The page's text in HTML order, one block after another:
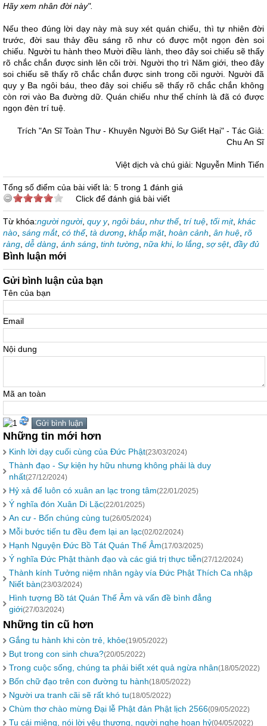
Hãy xem nhân đời này".
Nếu theo đúng lời dạy này mà suy xét quán chiếu, thì tự nhiên đời
trước, đời sau thảy đều sáng rõ như có được một ngọn đèn soi
chiếu. Người tu hành theo Mười điều lành, theo đây soi chiếu sẽ thấy
rõ chắc chắn được sinh lên cõi trời. Người thọ trì Năm giới, theo đây
soi chiếu sẽ thấy rõ chắc chắn được sinh trong cõi người. Người đã
quy y Ba ngôi báu, theo đây soi chiếu sẽ thấy rõ chắc chắn không
còn rơi vào Ba đường dữ. Quán chiếu như thế chính là đã có được
ngọn đèn trí tuệ.
Trích "An Sĩ Toàn Thư - Khuyên Người Bỏ Sự Giết Hại" - Tác Giả:
Chu An Sĩ
Việt dịch và chú giải: Nguyễn Minh Tiến
Tổng số điểm của bài viết là: 5 trong 1 đánh giá
Click để đánh giá bài viết
Từ khóa:người người, quy y, ngôi báu như thế, trí tuệ tối mịt, khác
nào sáng mắt, có thể, tà dương khắp mặt, hoàn cảnh ân huệ rõ
ràng dễ dàng ánh sáng tinh tường nữa khi, lo lắng sợ sệt, đầy đủ
Bình luận mới
Gửi bình luận của bạn
Tên của bạn
Email
Nội dung
Mã an toàn
Những tin mới hơn
Kinh lời dạy cuối cùng của Đức Phật(23/03/2024)
Thành đạo - Sự kiện hy hữu nhưng không phải là duy
nhất(27/12/2024)
Hỷ xả để luôn có xuân an lạc trong tâm(22/01/2025)
Ý nghĩa đón Xuân Di Lặc(22/01/2025)
An cư - Bốn chúng cùng tu(26/05/2024)
Mỗi bước tiến tu đều đem lại an lạc(02/02/2024)
Hạnh Nguyện Đức Bồ Tát Quán Thế Âm(17/03/2025)
Ý nghĩa Đức Phật thành đạo và các giá trị thực tiễn(27/12/2024)
Thành kính Tưởng niệm nhân ngày vía Đức Phật Thích Ca nhập
Niết bàn(23/03/2024)
Hình tượng Bồ tát Quán Thế Âm và vấn đề bình đẳng
giới(27/03/2024)
Những tin cũ hơn
Gắng tu hành khi còn trẻ, khỏe(19/05/2022)
Bụt trong con sinh chưa?(20/05/2022)
Trong cuộc sống, chúng ta phải biết xét quả ngừa nhân(18/05/2022)
Bốn chữ đạo trên con đường tu hành(18/05/2022)
Người ưa tranh cãi sẽ rất khó tu(18/05/2022)
Chùm thơ chào mừng Đại lễ Phật đản Phật lịch 2566(09/05/2022)
Tu cái miệng, nói lời yêu thương, người nghe hoan hỷ(04/05/2022)